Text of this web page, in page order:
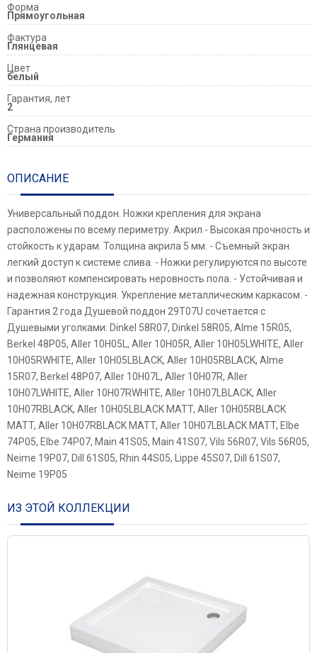
Форма
Прямоугольная
Фактура
Глянцевая
Цвет
белый
Гарантия, лет
2
Страна производитель
Германия
ОПИСАНИЕ
Универсальный поддон. Ножки крепления для экрана
расположены по всему периметру. Акрил - Высокая прочность и
стойкость к ударам. Толщина акрила 5 мм. - Съемный экран.
легкий доступ к системе слива. - Ножки регулируются по высоте
и позволяют компенсировать неровность пола. - Устойчивая и
надежная конструкция. Укрепление металлическим каркасом. -
Гарантия 2 года Душевой поддон 29T07U сочетается с
Душевыми уголками: Dinkel 58R07, Dinkel 58R05, Alme 15R05,
Berkel 48P05, Aller 10H05L, Aller 10H05R, Aller 10H05LWHITE, Aller
10H05RWHITE, Aller 10H05LBLACK, Aller 10H05RBLACK, Alme
15R07, Berkel 48P07, Aller 10H07L, Aller 10H07R, Aller
10H07LWHITE, Aller 10H07RWHITE, Aller 10H07LBLACK, Aller
10H07RBLACK, Aller 10H05LBLACK MATT, Aller 10H05RBLACK
MATT, Aller 10H07RBLACK MATT, Aller 10H07LBLACK MATT, Elbe
74P05, Elbe 74P07, Main 41S05, Main 41S07, Vils 56R07, Vils 56R05,
Neime 19P07, Dill 61S05, Rhin 44S05, Lippe 45S07, Dill 61S07,
Neime 19P05
ИЗ ЭТОЙ КОЛЛЕКЦИИ